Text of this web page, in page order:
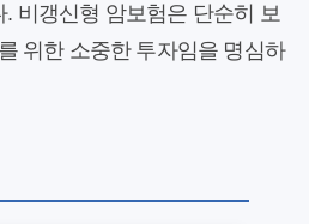
비갱신형 암보험은 단순히 보
위한 소중한 투자임을 명심하